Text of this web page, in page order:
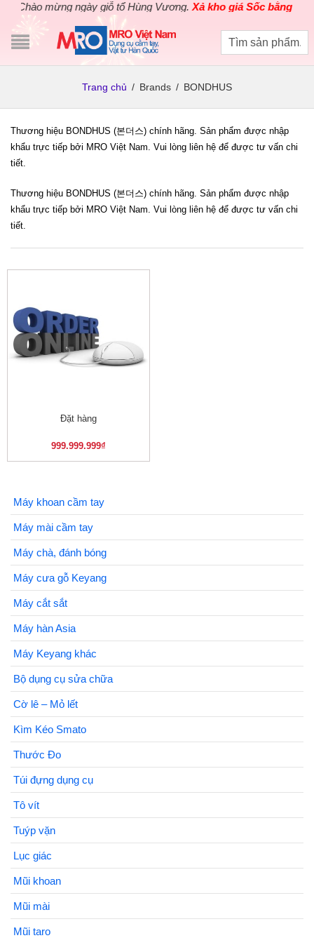
Chào mừng ngày giỗ tổ Hùng Vương.Xả kho giá Sốc bằng giá
Trang chủ / Brands / BONDHUS
Thương hiệu BONDHUS (본더스) chính hãng. Sản phẩm được nhập
khẩu trực tiếp bởi MRO Việt Nam. Vui lòng liên hệ để được tư vấn chi
tiết.
Thương hiệu BONDHUS (본더스) chính hãng. Sản phẩm được nhập
khẩu trực tiếp bởi MRO Việt Nam. Vui lòng liên hệ để được tư vấn chi
tiết.
Đặt hàng
999.999.999₫
Máy khoan cầm tay
Máy mài cầm tay
Máy chà, đánh bóng
Máy cưa gỗ Keyang
Máy cắt sắt
Máy hàn Asia
Máy Keyang khác
Bộ dụng cụ sửa chữa
Cờ lê – Mỏ lết
Kìm Kéo Smato
Thước Đo
Túi đựng dụng cụ
Tô vít
Tuýp vặn
Lục giác
Mũi khoan
Mũi mài
Mũi taro